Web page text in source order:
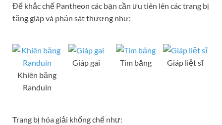
Để khắc chế Pantheon các bạn cần ưu tiên lên các trang bị
tăng giáp và phản sát thương như:
Khiên băng
Randuin
Giáp gai Tim băng Giáp liệt sĩ
Trang bị hóa giải khống chế như: